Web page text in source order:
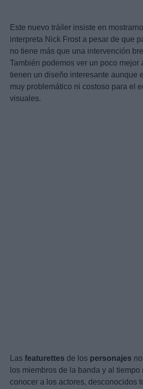
Este nuevo tráiler insiste en
interpreta Nick Frost a pesar de que
no tiene más que una intervención
También podemos ver un poco mejor
tienen un diseño interesante aunque
muy problemático ni costoso para el
visuales.
Las featurettes de los personajes
los miembros de la banda y al tiempo
conocer a los actores, desconocidos